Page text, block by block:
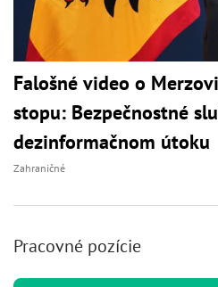
Falošné video o
stopu: Bezpečnostné
dezinformačnom útoku
Zahraničné
Pracovné pozície